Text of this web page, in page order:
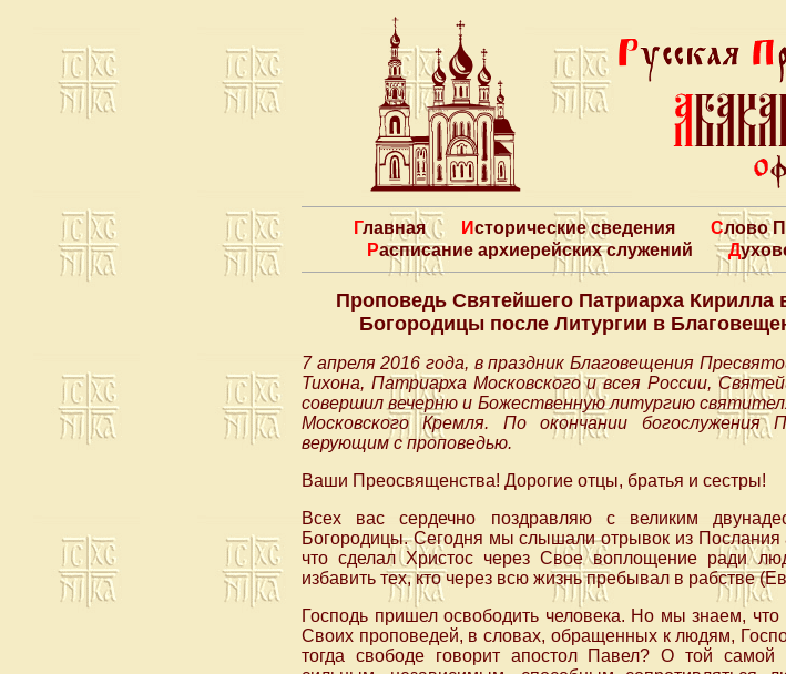
Главная Исторические сведения Слово
Расписание архиерейских служений
Проповедь Святейшего Патриарха Кирилла
Богородицы после Литургии в
7 апреля 2016 года, в праздник Благовещения
Тихона, Патриарха Московского и всея России,
совершил вечерню и Божественную литургию
Московского Кремля. По окончании богослужения
верующим с проповедью.
Ваши Преосвященства! Дорогие отцы, братья и сестры!
Всех вас сердечно поздравляю с великим
Богородицы. Сегодня мы слышали отрывок из Послания
что сделал Христос через Свое воплощение ради
избавить тех, кто через всю жизнь пребывал в рабстве
Господь пришел освободить человека. Но мы знаем,
Своих проповедей, в словах, обращенных к людям,
тогда свободе говорит апостол Павел? О той самой